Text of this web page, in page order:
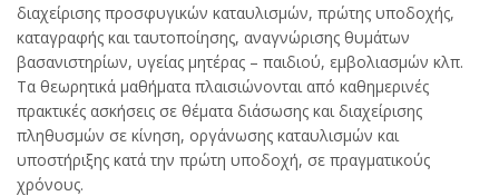
διαχείρισης προσφυγικών καταυλισμών, πρώτης υποδοχής,
καταγραφής και ταυτοποίησης, αναγνώρισης θυμάτων
βασανιστηρίων, υγείας μητέρας – παιδιού, εμβολιασμών κλπ.
Τα θεωρητικά μαθήματα πλαισιώνονται από καθημερινές
πρακτικές ασκήσεις σε θέματα διάσωσης και διαχείρισης
πληθυσμών σε κίνηση, οργάνωσης καταυλισμών και
υποστήριξης κατά την πρώτη υποδοχή, σε πραγματικούς
χρόνους.